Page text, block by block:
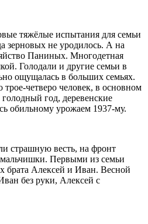
тяжёлые испытания для семьи
зерновых не уродилось. А на
Паниных. Многодетная
Голодали и другие семьи в
ощущалась в больших семьях.
четверо человек, в основном
год, деревенские
обильному урожаем 1937-му.
страшную весть, на фронт
Первыми из семьи
Алексей и Иван. Весной
без руки, Алексей с